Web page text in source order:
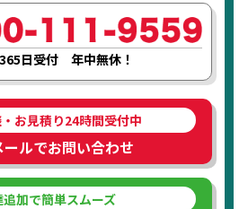
日受付 年中無休！
お見積り24時間受付中
ールでお問い合わせ
追加で簡単スムーズ